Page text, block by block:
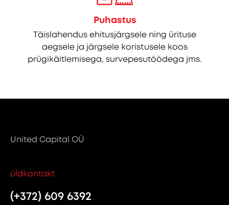
Puhastus
Täislahendus ehitusjärgsele ning ürituse
aegsele ja järgsele koristusele koos
prügikäitlemisega, survepesutöödega jms.
United Capital OÜ
üldkontakt
(+372) 609 6392